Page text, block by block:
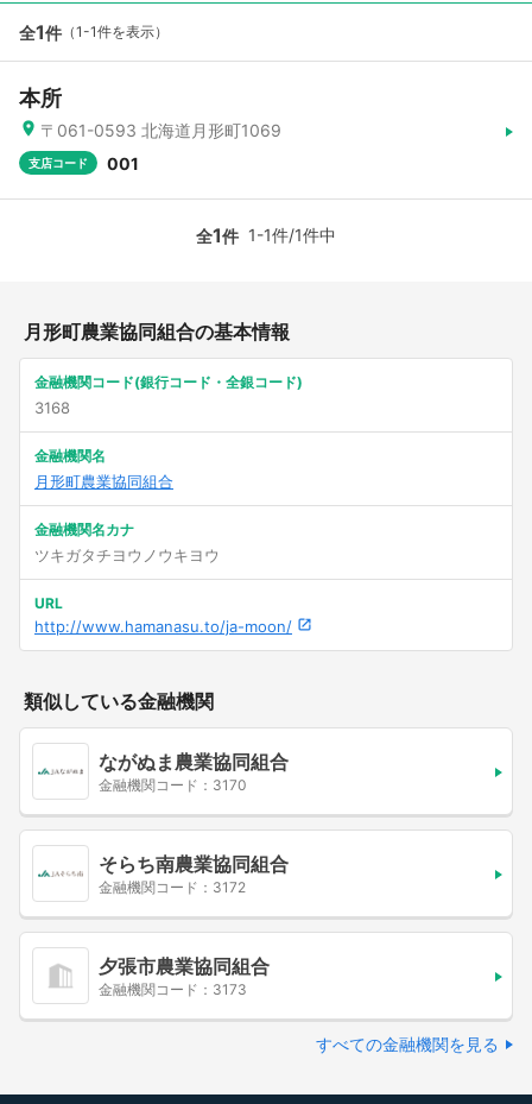
全1件 （1-1件を表示）
本所
〒061-0593 北海道月形町1069
支店コード 001
全1件 1-1件/1件中
月形町農業協同組合の基本情報
金融機関コード(銀行コード・全銀コード)
3168
金融機関名
月形町農業協同組合
金融機関名カナ
ツキガタチヨウノウキヨウ
URL
http://www.hamanasu.to/ja-moon/
類似している金融機関
ながぬま農業協同組合
金融機関コード：3170
そらち南農業協同組合
金融機関コード：3172
夕張市農業協同組合
金融機関コード：3173
すべての金融機関を見る